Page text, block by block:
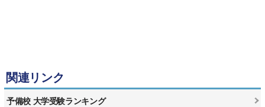
関連リンク
予備校 大学受験ランキング